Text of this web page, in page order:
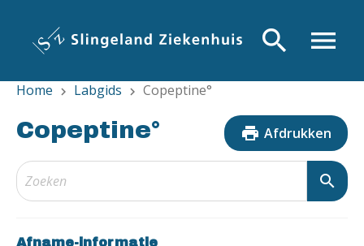
inhoud
menu
search
Home chevron_right Labgids chevron_right Copeptine°
Copeptine° print Afdrukken
search
Afname-informatie